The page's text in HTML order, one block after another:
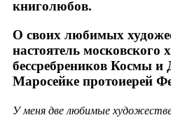
книголюбов.
О своих любимых
настоятель московского
бессребреников Космы и
Маросейке протоиерей
У меня две любимые